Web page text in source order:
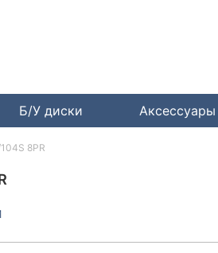
Б/У диски Аксессуары
8PR